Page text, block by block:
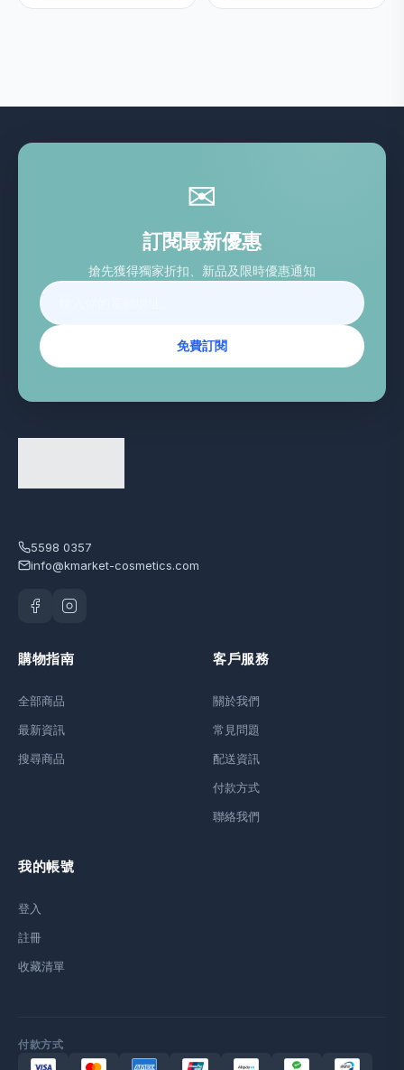
✉
訂閱最新優惠
搶先獲得獨家折扣、新品及限時優惠通知
免費訂閱
5598 0357
info@kmarket-cosmetics.com
購物指南
全部商品
最新資訊
搜尋商品
客戶服務
關於我們
常見問題
配送資訊
付款方式
聯絡我們
我的帳號
登入
註冊
收藏清單
付款方式